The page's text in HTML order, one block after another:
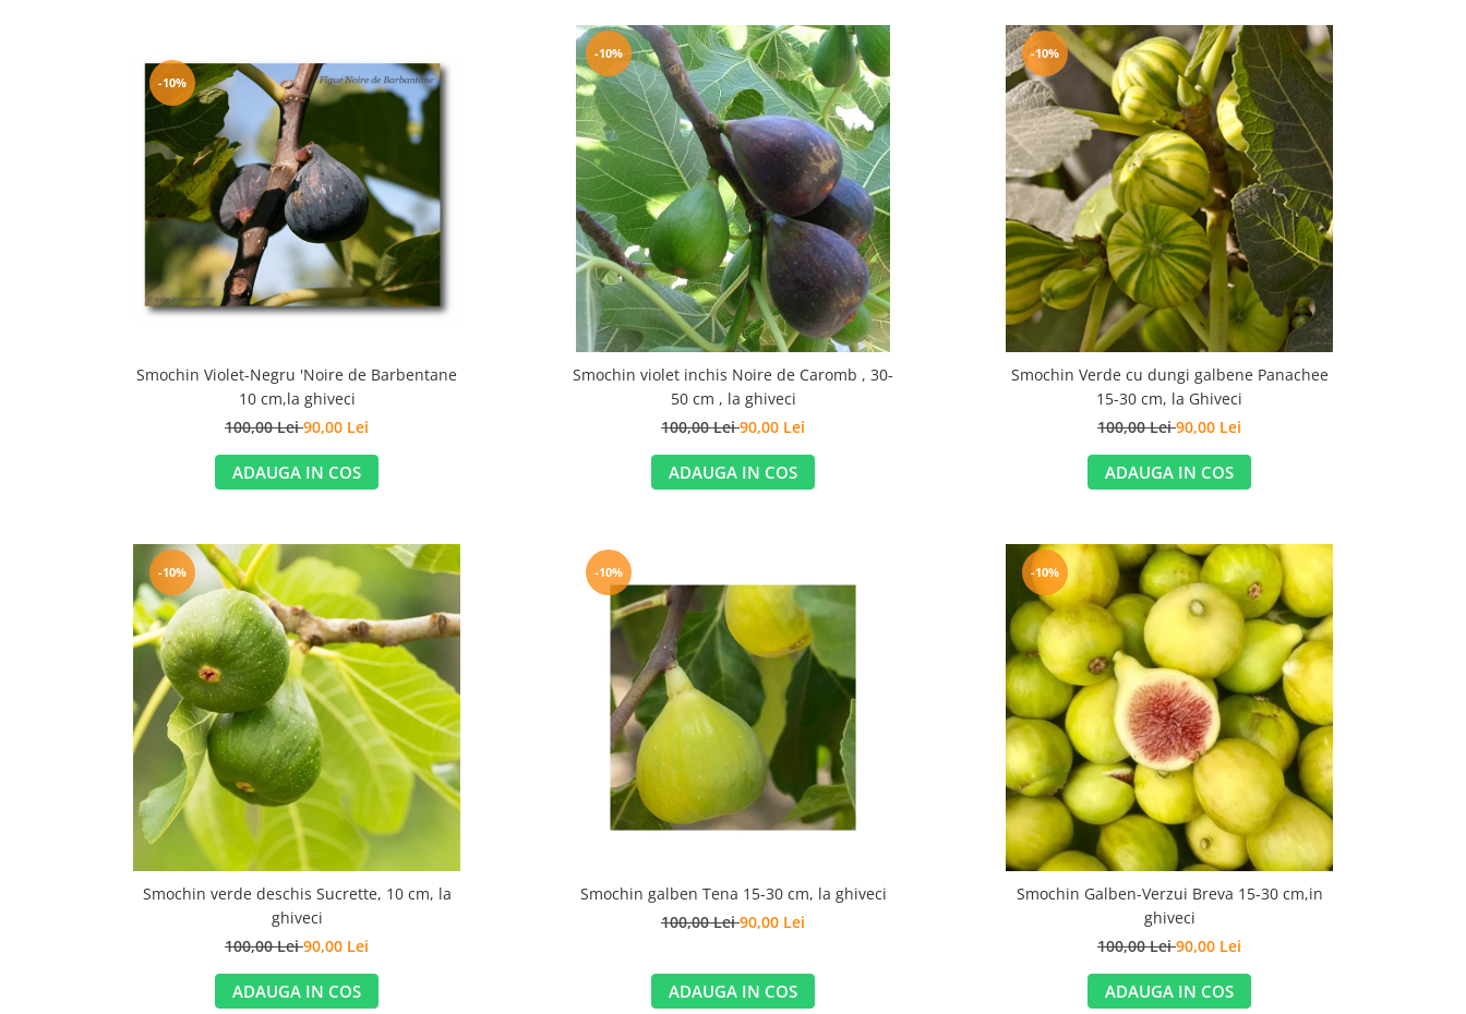
-10%
Smochin Violet-Negru 'Noire de Barbentane
10 cm,la ghiveci
100,00 Lei90,00 Lei
ADAUGA IN COS
-10%
Smochin violet inchis Noire de Caromb , 30-
50 cm , la ghiveci
100,00 Lei90,00 Lei
ADAUGA IN COS
-10%
Smochin Verde cu dungi galbene Panachee
15-30 cm, la Ghiveci
100,00 Lei90,00 Lei
ADAUGA IN COS
-10%
Smochin verde deschis Sucrette, 10 cm, la
ghiveci
100,00 Lei90,00 Lei
ADAUGA IN COS
-10%
Smochin galben Tena 15-30 cm, la ghiveci
100,00 Lei90,00 Lei
ADAUGA IN COS
-10%
Smochin Galben-Verzui Breva 15-30 cm,in
ghiveci
100,00 Lei90,00 Lei
ADAUGA IN COS